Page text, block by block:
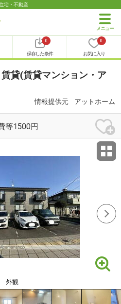
宅・不動産
0
保存した条件
0
お気に入り
貸(賃貸マンション・ア
情報提供元 アットホーム
等1500円
外観